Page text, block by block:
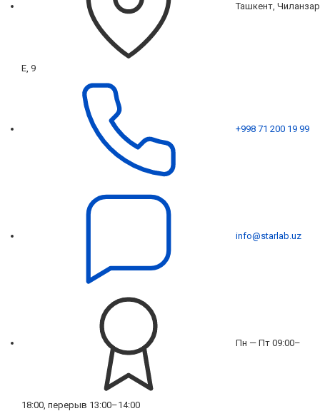
Ташкент, Чиланзар
Е, 9
+998 71 200 19 99
info@starlab.uz
Пн — Пт 09:00–
18:00, перерыв 13:00–14:00